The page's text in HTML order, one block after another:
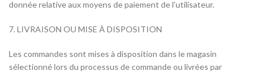
donnée relative aux moyens de paiement de l’utilisateur.
7. LIVRAISON OU MISE À DISPOSITION
Les commandes sont mises à disposition dans le magasin
sélectionné lors du processus de commande ou livrées par